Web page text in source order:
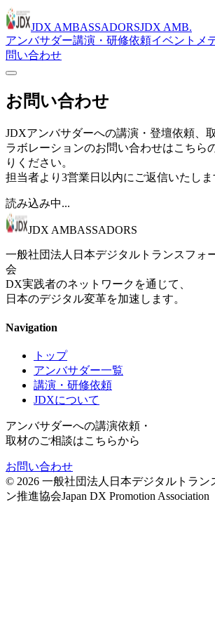
JDX AMBASSADORSJDX AMB.
アンバサダー講演・研修依頼イベント メ
問い合わせ
お問い合わせ
JDXアンバサダーへの講演・登壇依頼、
ラボレーションのお問い合わせはこちら
りください。
担当者より3営業日以内にご返信いたしま
読み込み中...
JDX AMBASSADORS
一般社団法人日本デジタルトランスフォ
会
DX実践者のネットワークを通じて、
日本のデジタル変革を加速します。
Navigation
トップ
アンバサダー一覧
講演・研修依頼
JDXについて
アンバサダーへの講演依頼・
取材のご相談はこちらから
お問い合わせ
© 2026 一般社団法人日本デジタルトラン
ン推進協会Japan DX Promotion Association